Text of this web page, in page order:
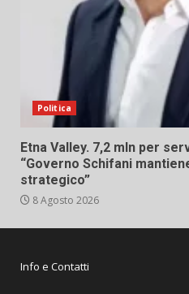
Politica
Etna Valley. 7,2 mln per
“Governo Schifani
strategico”
8 Agosto 2026
Info e Contatti